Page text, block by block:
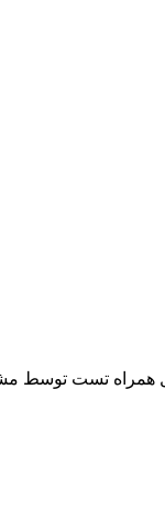
تست توسط مشتری